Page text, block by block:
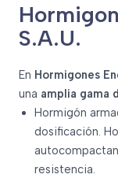
S.A.U.
En Hormigones
una amplia gama
Hormigón
dosificación.
resistencia.